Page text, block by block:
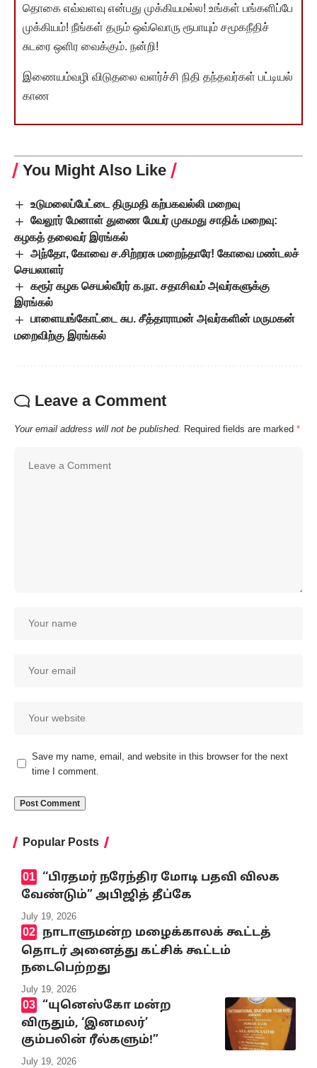
தொகை எவ்வளவு என்பது முக்கியமல்ல! உங்கள் பங்களிப்பே
முக்கியம்! நீங்கள் தரும் ஒவ்வொரு ரூபாயும் சமூகநீதிச்
சுடரை ஒளிர வைக்கும். நன்றி!
இணையம்வழி விடுதலை வளர்ச்சி நிதி தந்தவர்கள் பட்டியல்
காண
You Might Also Like
உடுமலைப்பேட்டை திருமதி கற்பகவல்லி மறைவு
வேலூர் மேனாள் துணை மேயர் முகமது சாதிக் மறைவு:
கழகத் தலைவர் இரங்கல்
அந்தோ, கோவை ச.சிற்றரசு மறைந்தாரே! கோவை மண்டலச்
செயலாளர்
கரூர் கழக செயல்வீரர் க.நா. சதாசிவம் அவர்களுக்கு
இரங்கல்
பாளையங்கோட்டை சுப. சீத்தாராமன் அவர்களின் மருமகன்
மறைவிற்கு இரங்கல்
Leave a Comment
Your email address will not be published. Required fields are marked *
Save my name, email, and website in this browser for the next
time I comment.
Popular Posts
‘‘பிரதமர் நரேந்திர மோடி பதவி விலக
வேண்டும்” அபிஜித் தீப்கே
July 19, 2026
நாடாளுமன்ற மழைக்காலக் கூட்டத்
தொடர் அனைத்து கட்சிக் கூட்டம்
நடைபெற்றது
July 19, 2026
“யுனெஸ்கோ மன்ற
விருதும், ‘இனமலர்’
கும்பலின் ரீல்களும்!”
July 19, 2026